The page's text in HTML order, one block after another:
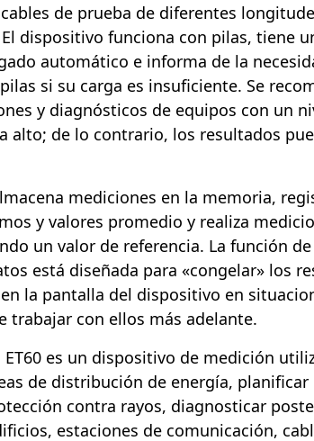
de prueba de diferentes
dispositivo funciona con pilas, tiene
automático e informa de la
si su carga es insuficiente. Se
y diagnósticos de equipos con un
alto; de lo contrario, los resultados
mediciones en la memoria,
y valores promedio y realiza
un valor de referencia. La función de
está diseñada para «congelar» los
la pantalla del dispositivo en
trabajar con ellos más adelante.
ET60 es un dispositivo de medición
de distribución de energía, planificar
contra rayos, diagnosticar
estaciones de comunicación,